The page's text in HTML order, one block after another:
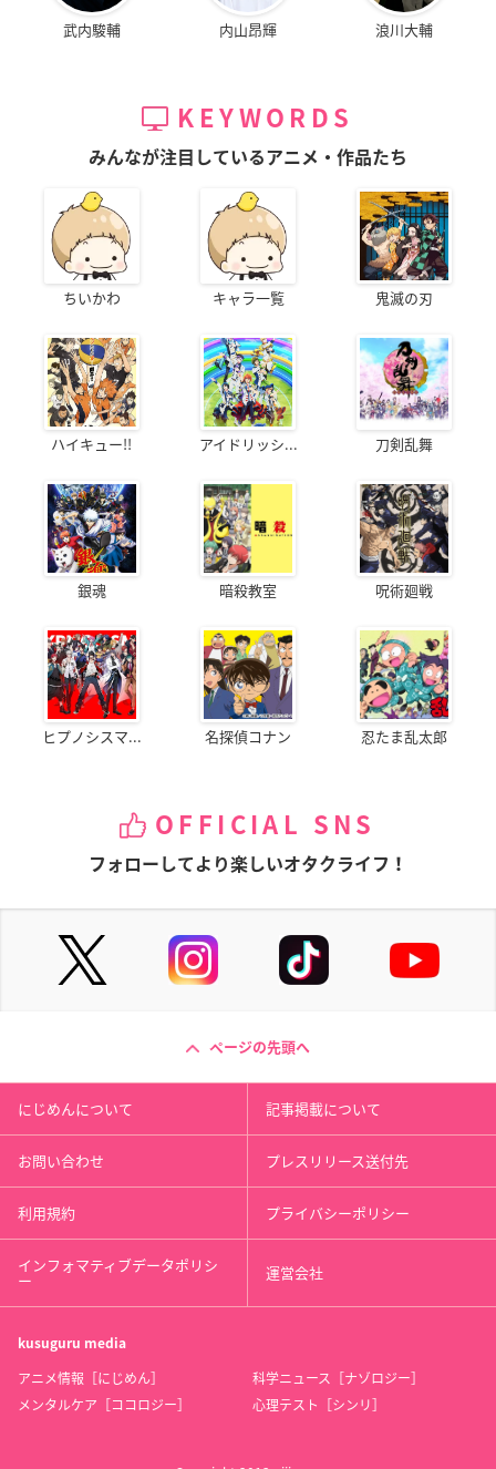
武内駿輔 内山昂輝 浪川大輔
KEYWORDS
みんなが注目しているアニメ・作品たち
ちいかわ キャラ一覧 鬼滅の刃
ハイキュー!! アイドリッシ... 刀剣乱舞
銀魂 暗殺教室 呪術廻戦
ヒプノシスマ... 名探偵コナン 忍たま乱太郎
OFFICIAL SNS
フォローしてより楽しいオタクライフ！
ページの先頭へ
にじめんについて 記事掲載について
お問い合わせ プレスリリース送付先
利用規約 プライバシーポリシー
インフォマティブデータポリシ
ー 運営会社
kusuguru media
アニメ情報［にじめん］
科学ニュース［ナゾロジー］
メンタルケア［ココロジー］
心理テスト［シンリ］